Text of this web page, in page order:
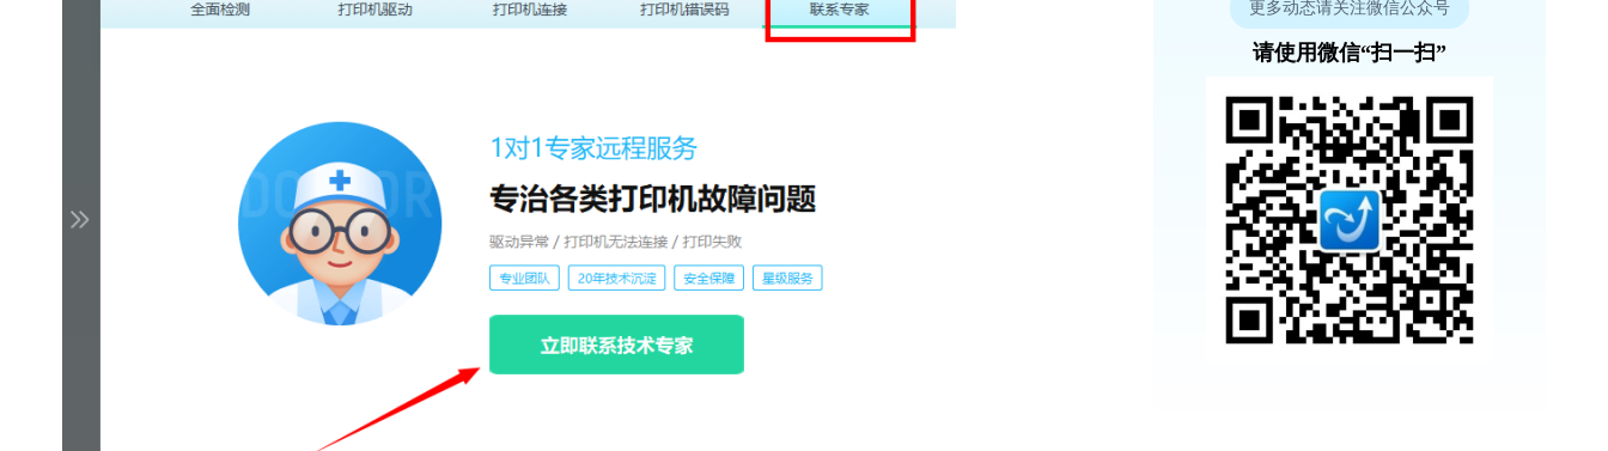
更多动态请关注微信公众号
请使用微信“扫一扫”